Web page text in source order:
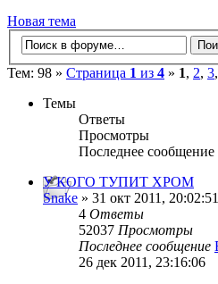
Новая тема
Тем: 98 » Страница 1 из 4 » 1, 2, 3,
Темы
Ответы
Просмотры
Последнее сообщение
У КОГО ТУПИТ ХРОМ
Snake » 31 окт 2011, 20:02:51
4 Ответы
52037 Просмотры
Последнее сообщение
26 дек 2011, 23:16:06